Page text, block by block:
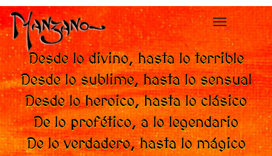
Toggle
navigation
Desde lo divino, hasta lo terrible
Desde lo sublime, hasta lo sensual
Desde lo heroico, hasta lo clásico
De lo profético, a lo legendario
De lo verdadero, hasta lo mágico